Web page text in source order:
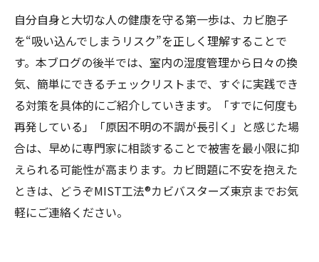
自分自身と大切な人の健康を守る第一歩は、カビ胞子
を“吸い込んでしまうリスク”を正しく理解することで
す。本ブログの後半では、室内の湿度管理から日々の換
気、簡単にできるチェックリストまで、すぐに実践でき
る対策を具体的にご紹介していきます。「すでに何度も
再発している」「原因不明の不調が長引く」と感じた場
合は、早めに専門家に相談することで被害を最小限に抑
えられる可能性が高まります。カビ問題に不安を抱えた
ときは、どうぞMIST工法®カビバスターズ東京までお気
軽にご連絡ください。